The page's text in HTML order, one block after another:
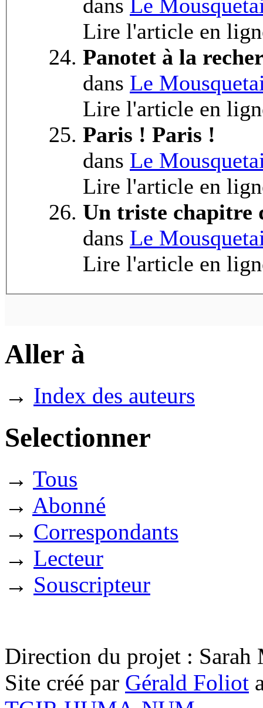
dans Le
Lire l'article en
Panotet à la
dans Le
Lire l'article en
Paris ! Paris !
dans Le
Lire l'article en
Un triste chapitre
dans Le
Lire l'article en
Aller à
→ Index des auteurs
Selectionner
→ Tous
→ Abonné
→ Correspondants
→ Lecteur
→ Souscripteur
Direction du projet : Sarah
Site créé par Gérald Foliot